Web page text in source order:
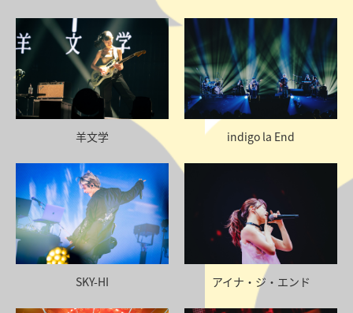
羊文学 indigo la End
SKY-HI アイナ・ジ・エンド